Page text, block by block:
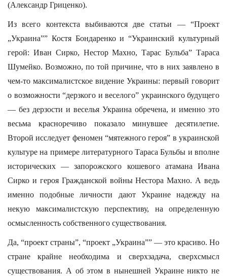
(Александр Гриценко).
Из всего контекста выбиваются две статьи — “Проект
„Украина”” Костя Бондаренко и “Украинский культурный
герой: Иван Сирко, Нестор Махно, Тарас Бульба” Тараса
Шумейко. Возможно, по той причине, что в них заявлено в
чем-то максималистское видение Украины: первый говорит
о возможности “дерзкого и веселого” украинского будущего
— без дерзости и веселья Украина обречена, и именно это
весьма красноречиво показало минувшее десятилетие.
Второй исследует феномен “мятежного героя” в украинской
культуре на примере литературного Тараса Бульбы и вполне
исторических — запорожского кошевого атамана Ивана
Сирко и героя Гражданской войны Нестора Махно. А ведь
именно подобные личности дают Украине надежду на
некую максималистскую перспективу, на определенную
осмысленность собственного существования.
Да, “проект страны”, “проект „Украина”” — это красиво. Но
стране крайне необходима и сверхзадача, сверхсмысл
существования. А об этом в нынешней Украине никто не